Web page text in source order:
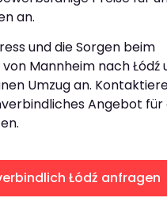
an.
und die Sorgen beim
Mannheim nach Łódź
Umzug an.
Angebot für
Łódź anfragen